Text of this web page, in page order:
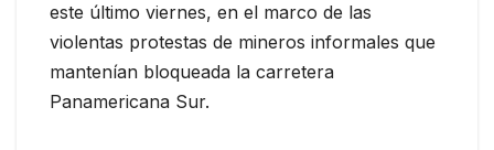
este último viernes, en el marco de las
violentas protestas de mineros informales que
mantenían bloqueada la carretera
Panamericana Sur.